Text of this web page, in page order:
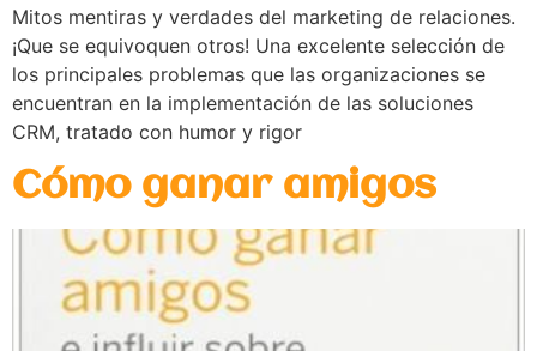
Mitos mentiras y verdades del marketing de relaciones.
¡Que se equivoquen otros! Una excelente selección de
los principales problemas que las organizaciones se
encuentran en la implementación de las soluciones
CRM, tratado con humor y rigor
Cómo ganar amigos